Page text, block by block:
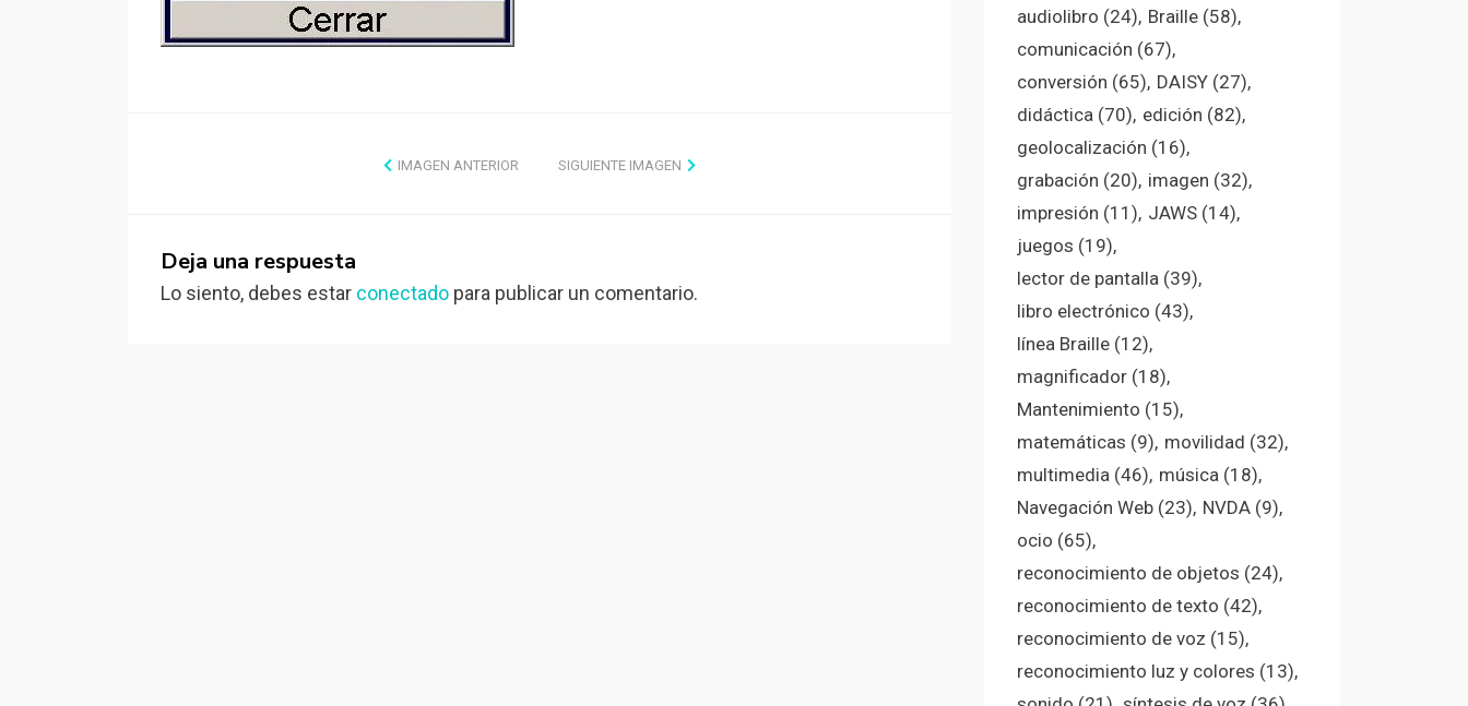
IMAGEN ANTERIOR SIGUIENTE IMAGEN
Deja una respuesta
Lo siento, debes estar conectado para publicar un comentario.
audiolibro (24) Braille(58)
comunicación (67)
conversión (65) DAISY(27)
didáctica(70) edición (82)
geolocalización (16)
grabación (20) imagen (32)
impresión (11) JAWS(14)
juegos (19)
lector de pantalla(39)
libro electrónico (43)
línea Braille(12)
magnificador(18)
Mantenimiento (15)
matemáticas (9) movilidad (32)
multimedia(46) música(18)
Navegación Web(23) NVDA(9)
ocio (65)
reconocimiento de objetos (24)
reconocimiento de texto (42)
reconocimiento de voz (15)
reconocimiento luz y colores (13)